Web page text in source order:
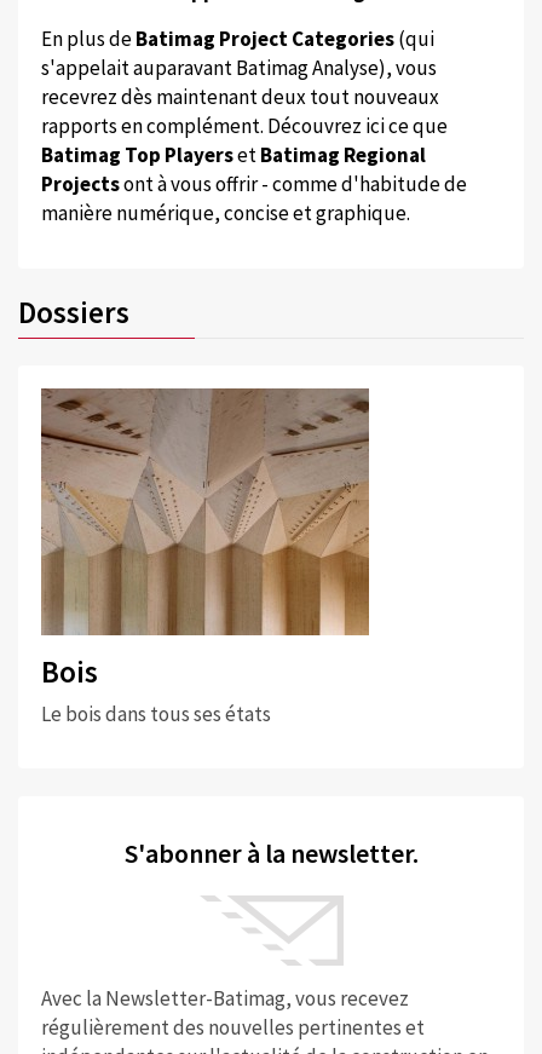
En plus deBatimag Project Categories(qui
s'appelait auparavant Batimag Analyse), vous
recevrez dès maintenant deux tout nouveaux
rapports en complément. Découvrez ici ce que
Batimag Top PlayersetBatimag Regional
Projectsont à vous offrir - comme d'habitude de
manière numérique, concise et graphique.
Dossiers
Bois
Le bois dans tous ses états
S'abonner à la newsletter.
Avec la Newsletter-Batimag, vous recevez
régulièrement des nouvelles pertinentes et